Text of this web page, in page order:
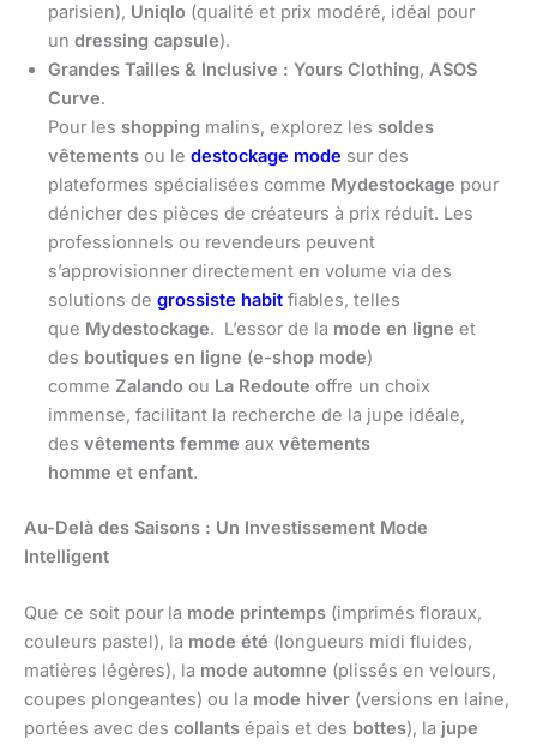
parisien), Uniqlo (qualité et prix modéré, idéal pour
un dressing capsule).
Grandes Tailles & Inclusive : Yours Clothing, ASOS
Curve.
Pour les shopping malins, explorez les soldes
vêtements ou le destockage mode sur des
plateformes spécialisées comme Mydestockage pour
dénicher des pièces de créateurs à prix réduit. Les
professionnels ou revendeurs peuvent
s’approvisionner directement en volume via des
solutions de grossiste habit fiables, telles
que Mydestockage. L’essor de la mode en ligne et
des boutiques en ligne (e-shop mode)
comme Zalando ou La Redoute offre un choix
immense, facilitant la recherche de la jupe idéale,
des vêtements femme aux vêtements
homme et enfant.
Au-Delà des Saisons : Un Investissement Mode
Intelligent
Que ce soit pour la mode printemps (imprimés floraux,
couleurs pastel), la mode été (longueurs midi fluides,
matières légères), la mode automne (plissés en velours,
coupes plongeantes) ou la mode hiver (versions en laine,
portées avec des collants épais et des bottes), la jupe